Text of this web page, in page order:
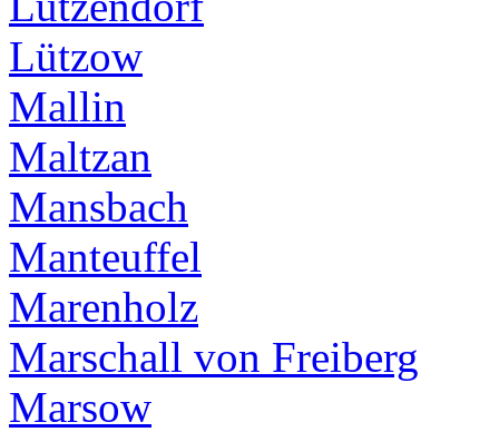
Lützow
Mallin
Maltzan
Mansbach
Manteuffel
Marenholz
Marschall von Freiberg
Marsow